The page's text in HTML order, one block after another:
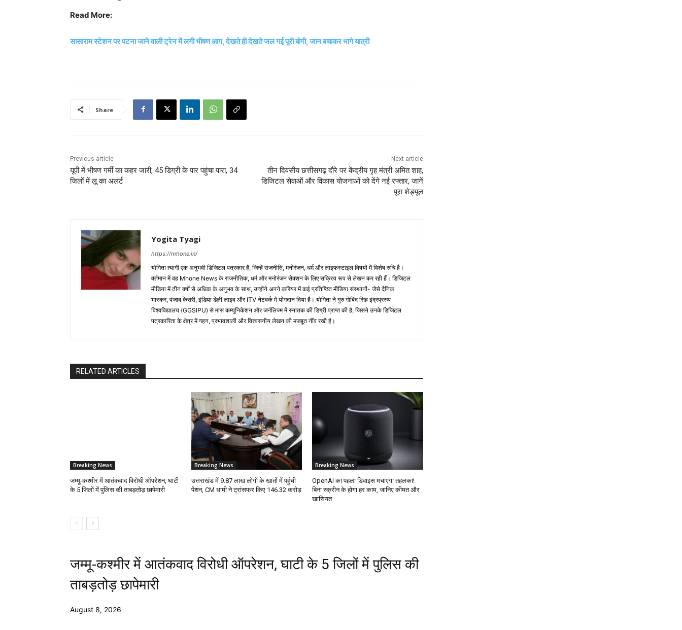
Read More:
सासाराम स्टेशन पर पटना जाने वाली ट्रेन में लगी भीषण आग, देखते ही देखते जल गई पूरी बोगी, जान बचाकर भागे यात्री
Share
Previous article
यूपी में भीषण गर्मी का कहर जारी, 45 डिग्री के पार पहुंचा पारा, 34
जिलों में लू का अलर्ट
Next article
तीन दिवसीय छत्तीसगढ़ दौरे पर केंद्रीय गृह मंत्री अमित शाह,
डिजिटल सेवाओं और विकास योजनाओं को देंगे नई रफ्तार, जानें
पूरा शेड्यूल
Yogita Tyagi
https://mhone.in/
योगिता त्यागी एक अनुभवी डिजिटल पत्रकार हैं, जिन्हें राजनीति, मनोरंजन, धर्म और लाइफस्टाइल विषयों में विशेष रुचि है।
वर्तमान में वह Mhone News के राजनीतिक, धर्म और मनोरंजन सेक्शन के लिए सक्रिय रूप से लेखन कर रही हैं। डिजिटल
मीडिया में तीन वर्षों से अधिक के अनुभव के साथ, उन्होंने अपने करियर में कई प्रतिष्ठित मीडिया संस्थानों- जैसे दैनिक
भास्कर, पंजाब केसरी, इंडिया डेली लाइव और ITV नेटवर्क में योगदान दिया है। योगिता ने गुरु गोबिंद सिंह इंद्रप्रस्थ
विश्वविद्यालय (GGSIPU) से मास कम्युनिकेशन और जर्नलिज्म में स्नातक की डिग्री प्राप्त की है, जिसने उनके डिजिटल
पत्रकारिता के क्षेत्र में गहन, प्रभावशाली और विश्वसनीय लेखन की मजबूत नींव रखी है।
RELATED ARTICLES
Breaking News
जम्मू-कश्मीर में आतंकवाद विरोधी ऑपरेशन, घाटी
के 5 जिलों में पुलिस की ताबड़तोड़ छापेमारी
Breaking News
उत्तराखंड में 9.87 लाख लोगों के खातों में पहुंची
पेंशन, CM धामी ने ट्रांसफर किए ₹146.32 करोड़
Breaking News
OpenAI का पहला डिवाइस मचाएगा तहलका!
बिना स्क्रीन के होगा हर काम, जानिए कीमत और
खासियत
जम्मू-कश्मीर में आतंकवाद विरोधी ऑपरेशन, घाटी के 5 जिलों में पुलिस की
ताबड़तोड़ छापेमारी
August 8, 2026